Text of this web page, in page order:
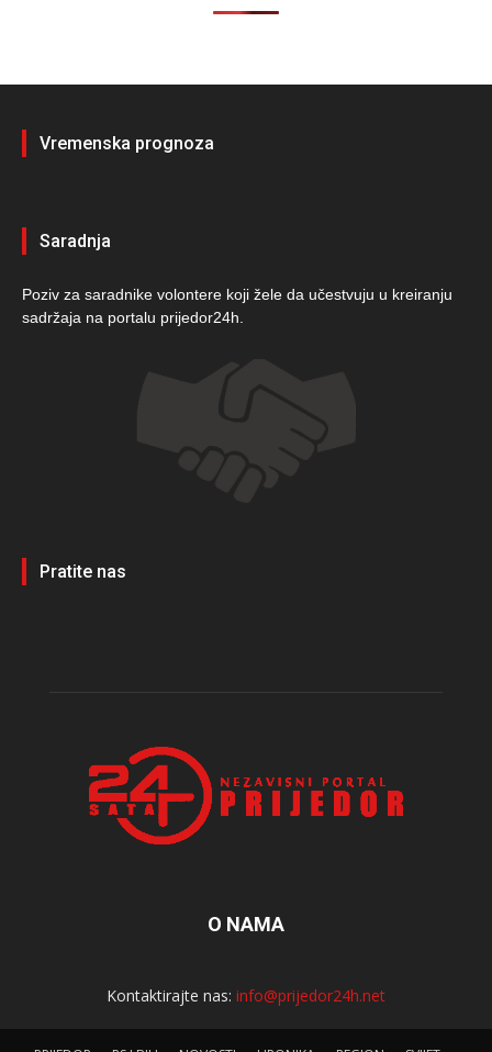
Vremenska prognoza
Saradnja
Poziv za saradnike volontere koji žele da učestvuju u kreiranju
sadržaja na portalu prijedor24h.
Pratite nas
O NAMA
Kontaktirajte nas: info@prijedor24h.net